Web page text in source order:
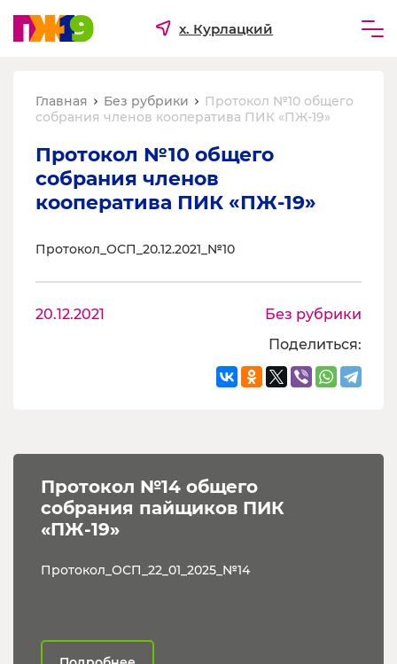
х. Курлацкий
Бизнесу
Для ТСЖ и УК
О компании
Главная Без рубрики
Протокол №10 общего
собрания членов кооператива ПИК «ПЖ-19»
Протокол №10 общего
собрания членов
кооператива ПИК «ПЖ-19»
Протокол_ОСП_20.12.2021_№10
20.12.2021
Без рубрики
Поделиться:
Протокол №14 общего
собрания пайщиков ПИК
«ПЖ-19»
Протокол_ОСП_22_01_2025_№14